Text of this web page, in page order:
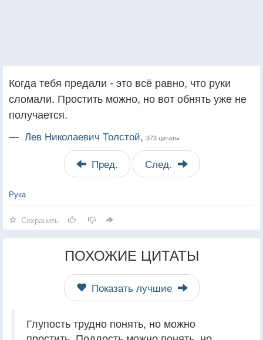
Когда тебя предали - это всё равно, что руки
сломали. Простить можно, но вот обнять уже не
получается.
— Лев Николаевич Толстой, 373 цитаты
Пред. След.
Рука
Сохранить
ПОХОЖИЕ ЦИТАТЫ
Показать лучшие
Глупость трудно понять, но можно